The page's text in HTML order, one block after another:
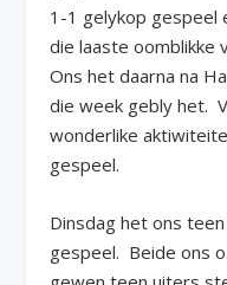
1-1 gelykop gespeel
die laaste oomblikke
Ons het daarna na
die week gebly het.
wonderlike
gespeel.
Dinsdag het ons
gespeel. Beide ons